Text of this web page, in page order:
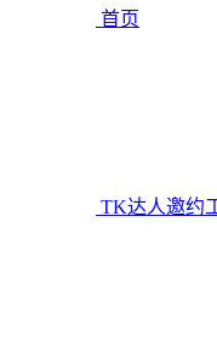
首页
TK达人邀约